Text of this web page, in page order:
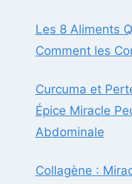
Les 8 Aliments
Comment les
Curcuma et
Épice Miracle
Abdominale
Collagène :